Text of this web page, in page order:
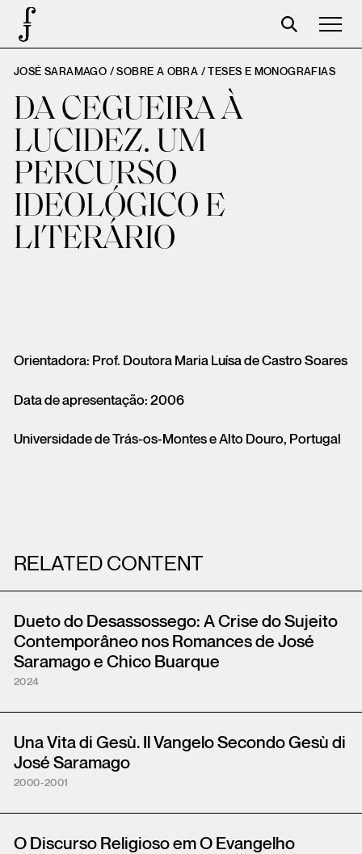
Foundation
Events
The foundation
Partners
Centenary
Store
JOSÉ SARAMAGO / SOBRE A OBRA /TESES E MONOGRAFIAS
DA CEGUEIRA À
LUCIDEZ. UM
PERCURSO
IDEOLÓGICO E
LITERÁRIO
Orientadora: Prof. Doutora Maria Luísa de Castro Soares
Data de apresentação: 2006
Universidade de Trás-os-Montes e Alto Douro, Portugal
RELATED CONTENT
Dueto do Desassossego: A Crise do Sujeito
Contemporâneo nos Romances de José
Saramago e Chico Buarque
2024
Una Vita di Gesù. Il Vangelo Secondo Gesù di
José Saramago
2000-2001
O Discurso Religioso em O Evangelho